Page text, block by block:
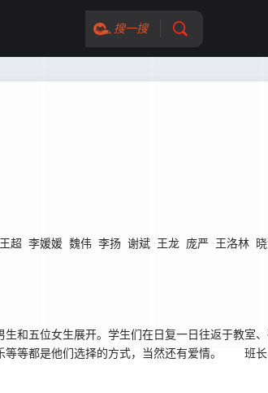
搜一搜
王超 李媛媛 魏伟 李扬 谢斌 王龙 庞严 王洛林
五位女生展开。学生们在日复一日往返于教室
等等都是他们选择的方式，当然还有爱情。 班长